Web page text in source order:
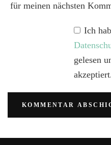
für meinen nächsten
Ich
gelesen